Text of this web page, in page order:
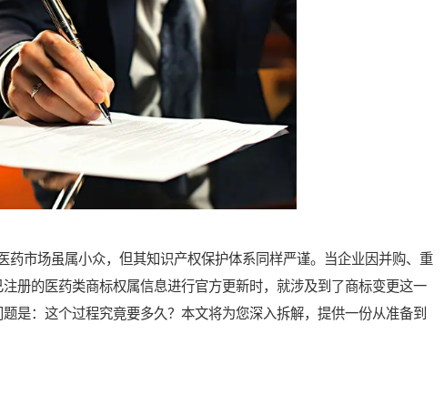
市场虽属小众，但其知识产权保护体系同样严谨。当企业因并购、重
册的医药类商标权属信息进行官方更新时，就涉及到了商标变更这一
是：这个过程究竟要多久？本文将为您深入拆解，提供一份从准备到